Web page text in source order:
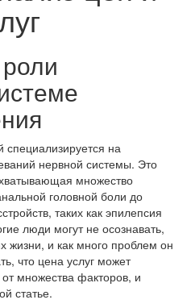
на
нервной системы. Это
множество
головной боли до
таких как эпилепсия
люди могут не осознавать,
жизни, и как много проблем он
что цена услуг может
множества факторов, и
статье.